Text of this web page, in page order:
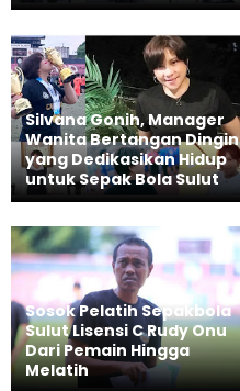
Silvana Gonih, Manager
Wanita Bertangan Dingin
yang Dedikasikan Hidup
untuk Sepak Bola Sulut
Sosok Pelatih Sepakbola
Sulut Lisensi C Rudy Onu
Dari Pemain Hingga
Melatih